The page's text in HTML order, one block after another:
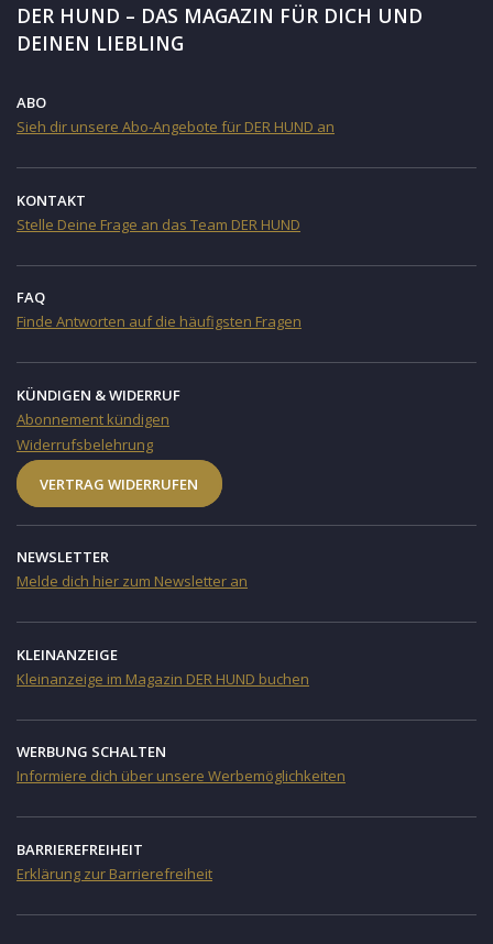
DER HUND – DAS MAGAZIN FÜR DICH UND
DEINEN LIEBLING
ABO
Sieh dir unsere Abo-Angebote für DER HUND an
KONTAKT
Stelle Deine Frage an das Team DER HUND
FAQ
Finde Antworten auf die häufigsten Fragen
KÜNDIGEN & WIDERRUF
Abonnement kündigen
Widerrufsbelehrung
VERTRAG WIDERRUFEN
NEWSLETTER
Melde dich hier zum Newsletter an
KLEINANZEIGE
Kleinanzeige im Magazin DER HUND buchen
WERBUNG SCHALTEN
Informiere dich über unsere Werbemöglichkeiten
BARRIEREFREIHEIT
Erklärung zur Barrierefreiheit